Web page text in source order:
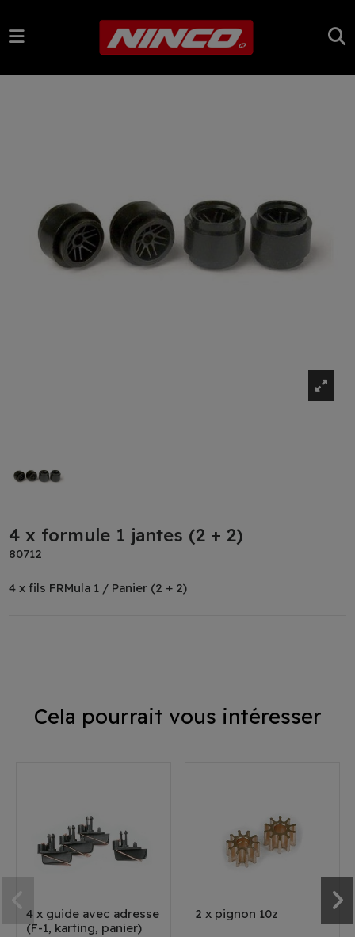
4 x formule 1 jantes (2 + 2)
80712
4 x fils FRMula 1 / Panier (2 + 2)
Cela pourrait vous intéresser
4 x guide avec adresse
(F-1, karting, panier)
2 x pignon 10z